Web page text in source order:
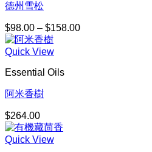
德州雪松
$98.00 – $158.00價
Quick View
Essential Oils
阿米香樹
$264.00
Quick View